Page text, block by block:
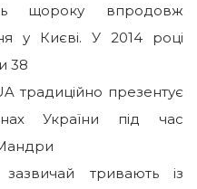
щороку впродовж
у Києві. У 2014 році
38
традиційно презентує
України під час
тривають із